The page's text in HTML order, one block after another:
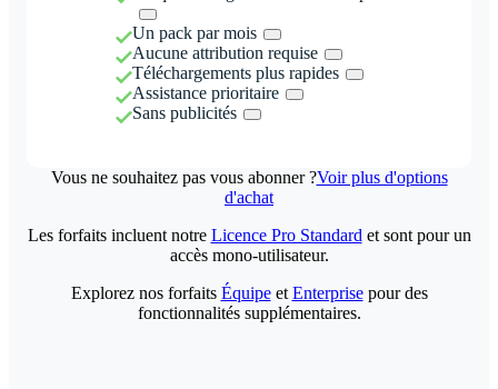
Un pack par mois
Aucune attribution requise
Téléchargements plus rapides
Assistance prioritaire
Sans publicités
Vous ne souhaitez pas vous abonner ?Voir plus d'options
d'achat
Les forfaits incluent notre Licence Pro Standard et sont pour un
accès mono-utilisateur.
Explorez nos forfaits Équipeet Enterprisepour des
fonctionnalités supplémentaires.